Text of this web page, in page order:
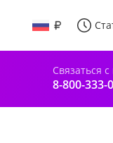
Связаться
8-800-333-